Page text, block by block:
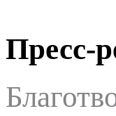
Пресс-